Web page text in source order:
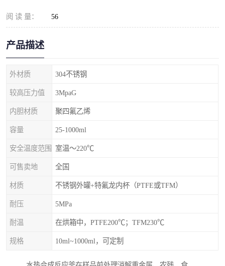
阅 读 量： 56
产品描述
外材质 304不锈钢
较高压力值 3MpaG
内胆材质 聚四氟乙烯
容量 25-1000ml
安全温度范围 室温～220℃
可售卖地 全国
材质 不锈钢外罐+特氟龙内杯（PTFE或TFM）
耐压 5MPa
耐温 在烘箱中，PTFE200℃；TFM230℃
规格 10ml~1000ml，可定制